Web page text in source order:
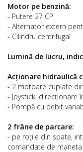
Motor pe benzină:
- Putere 27 CP
- Alternator extern
- Cilindru centrifugal
Lumină de lucru,
Acționare hidraulică
- 2 motoare cuplate
- Joystick: direcționare
- Pompă cu debit
2 frâne de parcare:
- pe roțile din spate,
comandate de